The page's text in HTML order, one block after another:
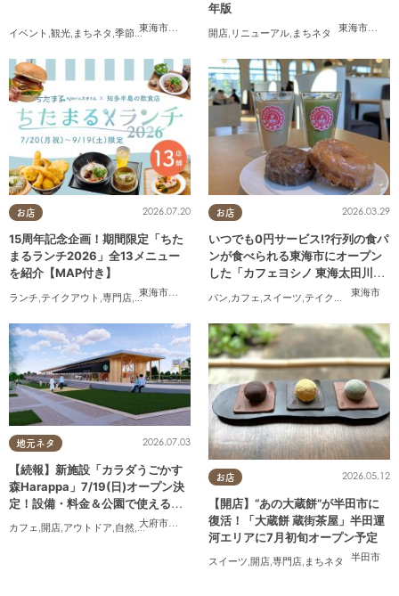
東海市
,大府市 知多市, 東浦町 阿久比町, 半田市,常滑市,武豊
イベント 観光 まちネタ 季節ネタ ,まとめ記事 親子 夫婦 家族,カップル,友人 東海市
,大府
年版
開店 リニューアル まちネタ
お店
東海市
,大府市 知多市 ,東浦町,半田市,常滑市,武豊町
2026.07.20
15周年記念企画！期間限定「ちた
まるランチ2026」全13メニュー
を紹介【MAP付き】
ランチ テイクアウト 専門店 ちたまるスタイル掲載店,まとめ記事,家族,カップル,おひと
お店
東海市
2026.03.29
いつでも0円サービス!?行列の食パ
ンが食べられる東海市にオープン
した「カフェヨシノ 東海太田川
パン カフェ スイーツ テイクアウト ,家族
地元ネタ
大府市東浦町
2026.07.03
【続報】新施設「カラダうごかす
森Harappa」7/19(日)オープン決
定！設備・料金＆公園で使えるレ
ンタルアイテムも登場
カフェ,開店,アウトドア,自然,まちネタ, 友人,ペット ,トレンド,KURUTOHP
お店
半田市
2026.05.12
【開店】“あの大蔵餅”が半田市に
復活！「大蔵餅 蔵街茶屋」半田運
河エリアに7月初旬オープン予定
スイーツ,開店,専門店, まちネタ